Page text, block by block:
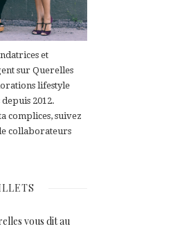
et
sur Querelles
lifestyle
2012.
complices, suivez
collaborateurs
vous dit au